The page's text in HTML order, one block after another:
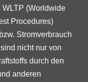
(Worldwide
Procedures)
Stromverbrauch
nicht nur von
durch den
anderen